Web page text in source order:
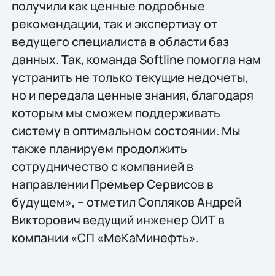
получили как ценные подробные
рекомендации, так и экспертизу от
ведущего специалиста в области баз
данных. Так, команда Softline помогла нам
устранить не только текущие недочеты,
но и передала ценные знания, благодаря
которым мы сможем поддерживать
систему в оптимальном состоянии. Мы
также планируем продолжить
сотрудничество с компанией в
направлении Премьер Сервисов в
будущем», – отметил Сопляков Андрей
Викторович ведущий инженер ОИТ в
компании «СП «МеКаМинефть».